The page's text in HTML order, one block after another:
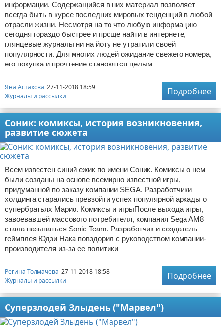
информации. Содержащийся в них материал позволяет
всегда быть в курсе последних мировых тенденций в любой
отрасли жизни. Несмотря на то что любую информацию
сегодня гораздо быстрее и проще найти в интернете,
глянцевые журналы ни на йоту не утратили своей
популярности. Для многих людей ожидание свежего номера,
его покупка и прочтение становятся целым
Яна Астахова 27-11-2018 18:59
Журналы и рассылки
Подробнее
Соник: комиксы, история возникновения,
развитие сюжета
Всем известен синий ежик по имени Соник. Комиксы о нем
были созданы на основе всемирно известной игры,
придуманной по заказу компании SEGA. Разработчики
холдинга старались превзойти успех популярной аркады о
супербратьях Марио. Комиксы и игрыПосле выхода игры,
завоевавшей массового потребителя, компания Sega AM8
стала называться Sonic Team. Разработчик и создатель
геймплея Юдзи Нака повздорил с руководством компании-
производителя из-за ее политики
Регина Толмачева 27-11-2018 18:58
Журналы и рассылки
Подробнее
Суперзлодей Злыдень ("Марвел")